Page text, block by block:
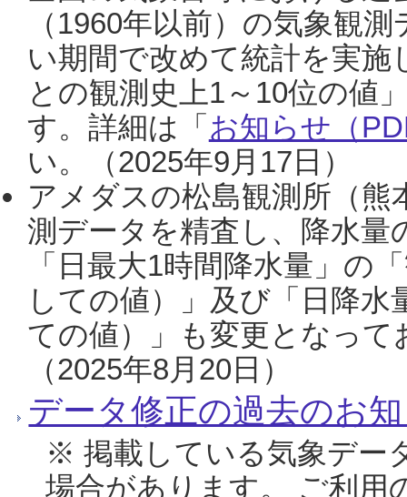
（1960年以前）の気象観
い期間で改めて統計を実
との観測史上1～10位の値
す。詳細は「 お知らせ（
い。（2025年9月17日）
アメダスの松島観測所（熊
測データを精査し、降水
「日最大1時間降水量」の
しての値）」及び「日降
ての値）」も変更となっ
（2025年8月20日）
データ修正の過去のお
※ 掲載している気象デー
場合があります。 ご利用